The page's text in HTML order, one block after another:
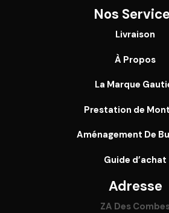
Nos
Livraison
À Propos
La Marque
Prestation de
Aménagement De
Guide d’achat
Adresse
ZA Des